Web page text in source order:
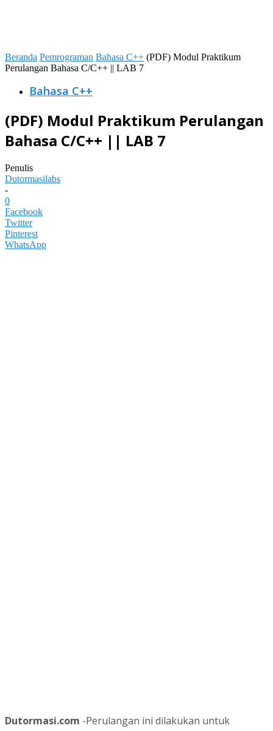
Beranda Pemrograman Bahasa C++ (PDF) Modul Praktikum
Perulangan Bahasa C/C++ || LAB 7
Bahasa C++
(PDF) Modul Praktikum Perulangan
Bahasa C/C++ || LAB 7
Penulis
Dutormasilabs
-
0
Facebook
Twitter
Pinterest
WhatsApp
Dutormasi.com -Perulangan ini dilakukan untuk